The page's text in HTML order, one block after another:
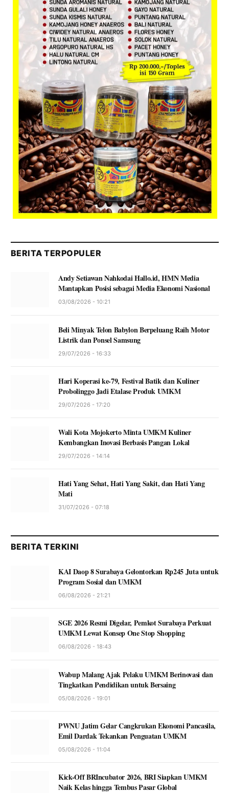
BERITA TERPOPULER
Andy Setiawan Nahkodai Hallo.id, HMN Media
Mantapkan Posisi sebagai Media Ekonomi Nasional
03/08/2026 - 10:21
Beli Minyak Telon Babylon Berpeluang Raih Motor
Listrik dan Ponsel Samsung
29/07/2026 - 16:33
Hari Koperasi ke-79, Festival Batik dan Kuliner
Probolinggo Jadi Etalase Produk UMKM
29/07/2026 - 17:20
Wali Kota Mojokerto Minta UMKM Kuliner
Kembangkan Inovasi Berbasis Pangan Lokal
29/07/2026 - 14:14
Hati Yang Sehat, Hati Yang Sakit, dan Hati Yang
Mati
31/07/2026 - 07:18
BERITA TERKINI
KAI Daop 8 Surabaya Gelontorkan Rp245 Juta untuk
Program Sosial dan UMKM
06/08/2026 - 21:21
SGE 2026 Resmi Digelar, Pemkot Surabaya Perkuat
UMKM Lewat Konsep One Stop Shopping
06/08/2026 - 18:43
Wabup Malang Ajak Pelaku UMKM Berinovasi dan
Tingkatkan Pendidikan untuk Bersaing
05/08/2026 - 19:01
PWNU Jatim Gelar Cangkrukan Ekonomi Pancasila,
Emil Dardak Tekankan Penguatan UMKM
05/08/2026 - 11:04
Kick-Off BRIncubator 2026, BRI Siapkan UMKM
Naik Kelas hingga Tembus Pasar Global